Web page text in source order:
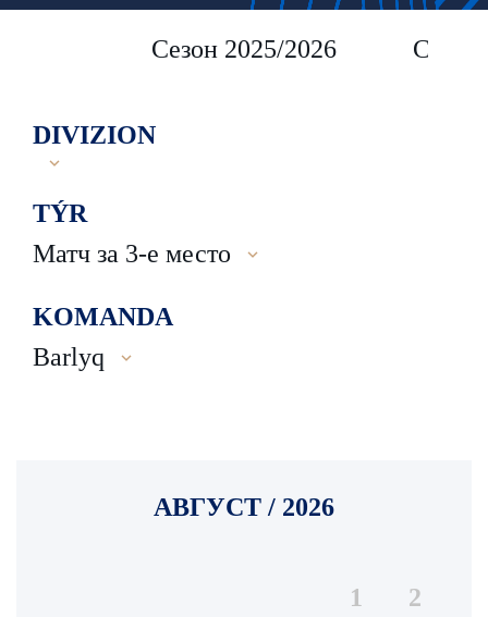
Сезон 2025/2026 Сезон
DIVIZION
TÝR
Матч за 3-е место
KOMANDA
Barlyq
АВГУСТ / 2026
1
2